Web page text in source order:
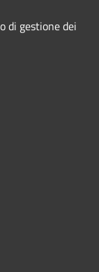
di gestione dei